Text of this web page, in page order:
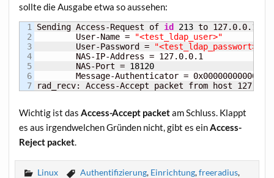
soll­te die Aus­ga­be etwa so aussehen:
1
2
3
4
5
6
Sending Access-Request of id 213 to 127.0.0.1
	User-Name =
"<test_ldap_user>"
	User-Password =
"<test_ldap_passwort>"
	NAS-Port =
18120
	Message-Authenticator = 0x00000000000000000000000000000000
rad_recv: Access-Accept packet from host
Wich­tig ist das Access-Accept packetam Schluss. Klappt
es aus irgend­wel­chen Grün­den nicht, gibt es ein Access-
Reject packet
Linux Authentifizierung, Einrichtung,freeradius,